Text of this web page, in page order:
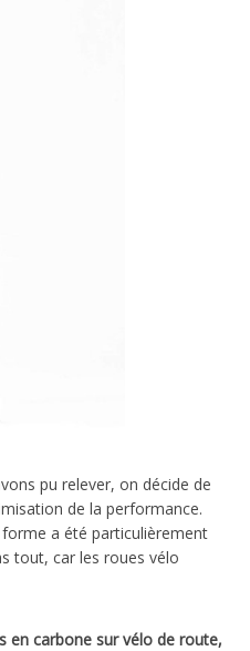
pu relever, on décide de
de la performance.
a été particulièrement
tout, car les roues vélo
en carbone sur vélo de route,